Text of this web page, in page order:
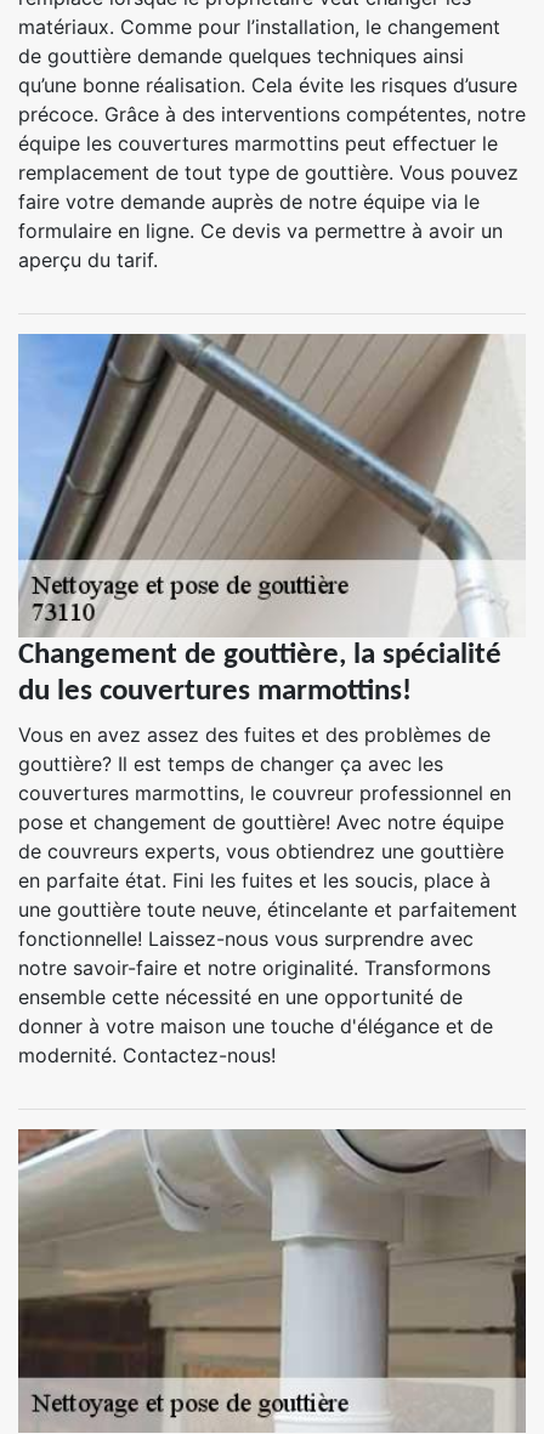
matériaux. Comme pour l’installation, le changement
de gouttière demande quelques techniques ainsi
qu’une bonne réalisation. Cela évite les risques d’usure
précoce. Grâce à des interventions compétentes, notre
équipe les couvertures marmottins peut effectuer le
remplacement de tout type de gouttière. Vous pouvez
faire votre demande auprès de notre équipe via le
formulaire en ligne. Ce devis va permettre à avoir un
aperçu du tarif.
Changement de gouttière, la spécialité
du les couvertures marmottins!
Vous en avez assez des fuites et des problèmes de
gouttière? Il est temps de changer ça avec les
couvertures marmottins, le couvreur professionnel en
pose et changement de gouttière! Avec notre équipe
de couvreurs experts, vous obtiendrez une gouttière
en parfaite état. Fini les fuites et les soucis, place à
une gouttière toute neuve, étincelante et parfaitement
fonctionnelle! Laissez-nous vous surprendre avec
notre savoir-faire et notre originalité. Transformons
ensemble cette nécessité en une opportunité de
donner à votre maison une touche d'élégance et de
modernité. Contactez-nous!